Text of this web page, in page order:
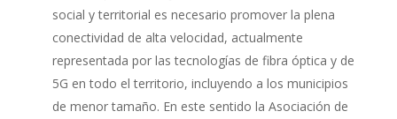
social y territorial es necesario promover la plena
conectividad de alta velocidad, actualmente
representada por las tecnologías de fibra óptica y de
5G en todo el territorio, incluyendo a los municipios
de menor tamaño. En este sentido la Asociación de